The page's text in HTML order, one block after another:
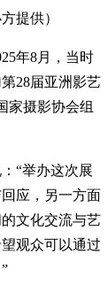
提供）
年8月，当时
28届亚洲影艺
家摄影协会组
“举办这次展
应，另一方面
文化交流与艺
观众可以通过